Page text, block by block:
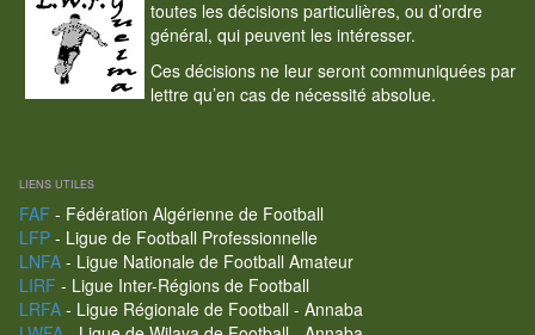
toutes les décisions particulières, ou d’ordre
général, qui peuvent les intéresser.
Ces décisions ne leur seront communiquées par
lettre qu’en cas de nécessité absolue.
LIENS UTILES
FAF - Fédération Algérienne de Football
LFP- Ligue de Football Professionnelle
LNFA- Ligue Nationale de Football Amateur
LIRF - Ligue Inter-Régions de Football
LRFA- Ligue Régionale de Football - Annaba